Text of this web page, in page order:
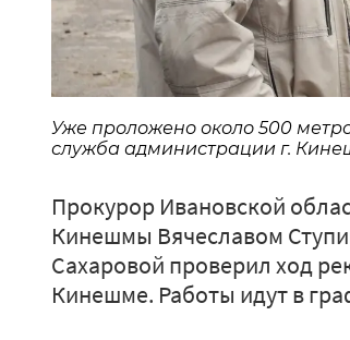
Уже проложено около 500
служба администрации г.
Прокурор Ивановской
Кинешмы Вячеславом
Сахаровой проверил ход
Кинешме. Работы идут в